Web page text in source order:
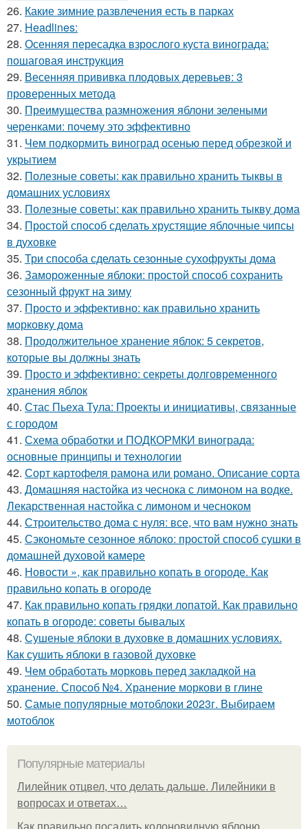
26. Какие зимние развлечения есть в парках
27. Headlines:
28. Осенняя пересадка взрослого куста винограда:
пошаговая инструкция
29. Весенняя прививка плодовых деревьев: 3
проверенных метода
30. Преимущества размножения яблони зелеными
черенками: почему это эффективно
31. Чем подкормить виноград осенью перед обрезкой и
укрытием
32. Полезные советы: как правильно хранить тыквы в
домашних условиях
33. Полезные советы: как правильно хранить тыкву дома
34. Простой способ сделать хрустящие яблочные чипсы
в духовке
35. Три способа сделать сезонные сухофрукты дома
36. Замороженные яблоки: простой способ сохранить
сезонный фрукт на зиму
37. Просто и эффективно: как правильно хранить
морковку дома
38. Продолжительное хранение яблок: 5 секретов,
которые вы должны знать
39. Просто и эффективно: секреты долговременного
хранения яблок
40. Стас Пьеха Тула: Проекты и инициативы, связанные
с городом
41. Схема обработки и ПОДКОРМКИ винограда:
основные принципы и технологии
42. Сорт картофеля рамона или романо. Описание сорта
43. Домашняя настойка из чеснока с лимоном на водке.
Лекарственная настойка с лимоном и чесноком
44. Строительство дома с нуля: все, что вам нужно знать
45. Сэкономьте сезонное яблоко: простой способ сушки в
домашней духовой камере
46. Новости », как правильно копать в огороде. Как
правильно копать в огороде
47. Как правильно копать грядки лопатой. Как правильно
копать в огороде: советы бывалых
48. Сушеные яблоки в духовке в домашних условиях.
Как сушить яблоки в газовой духовке
49. Чем обработать морковь перед закладкой на
хранение. Способ №4. Хранение моркови в глине
50. Самые популярные мотоблоки 2023г. Выбираем
мотоблок
Популярные материалы
Лилейник отцвел, что делать дальше. Лилейники в
вопросах и ответах…
Как правильно посадить колоновидную яблоню.